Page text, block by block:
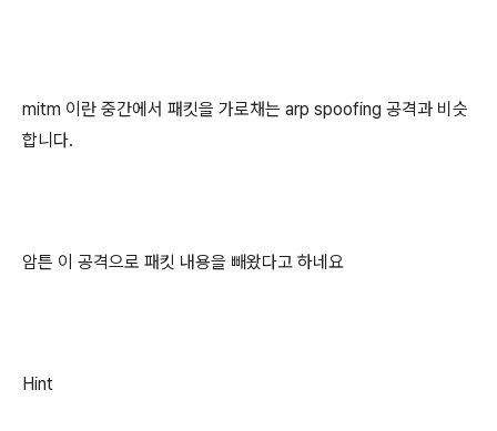
mitm 이란 중간에서 패킷을 가로채는 arp spoofing 공격과 비슷
합니다.
암튼 이 공격으로 패킷 내용을 빼왔다고 하네요
Hint